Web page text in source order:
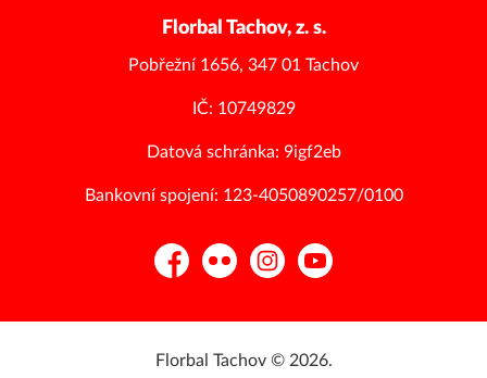
Florbal Tachov, z. s.
Pobřežní 1656, 347 01 Tachov
IČ: 10749829
Datová schránka: 9igf2eb
Bankovní spojení: 123-4050890257/0100
FacebookFlickr InstagramYouTube
Florbal Tachov © 2026.